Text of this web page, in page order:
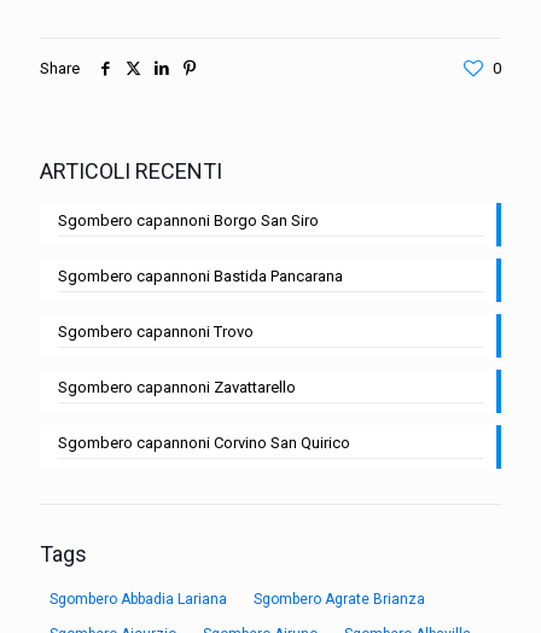
Share 0
ARTICOLI RECENTI
Sgombero capannoni Borgo San Siro
Sgombero capannoni Bastida Pancarana
Sgombero capannoni Trovo
Sgombero capannoni Zavattarello
Sgombero capannoni Corvino San Quirico
Tags
Sgombero Abbadia Lariana Sgombero Agrate Brianza